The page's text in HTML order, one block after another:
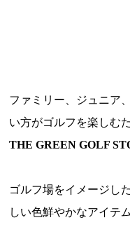
ファミリー、ジュニア
い方がゴルフを楽しむ
THE GREEN GOLF
ゴルフ場をイメージし
しい色鮮やかなアイテ